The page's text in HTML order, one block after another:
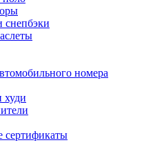
снепбэки
номера
худи
сертификаты